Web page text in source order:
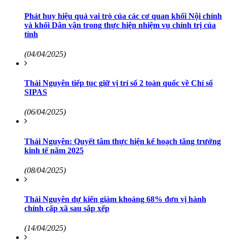
Phát huy hiệu quả vai trò của các cơ quan khối Nội chính
và khối Dân vận trong thực hiện nhiệm vụ chính trị của
tỉnh
(04/04/2025)
Thái Nguyên tiếp tục giữ vị trí số 2 toàn quốc về Chỉ số
SIPAS
(06/04/2025)
Thái Nguyên: Quyết tâm thực hiện kế hoạch tăng trưởng
kinh tế năm 2025
(08/04/2025)
Thái Nguyên dự kiến giảm khoảng 68% đơn vị hành
chính cấp xã sau sắp xếp
(14/04/2025)